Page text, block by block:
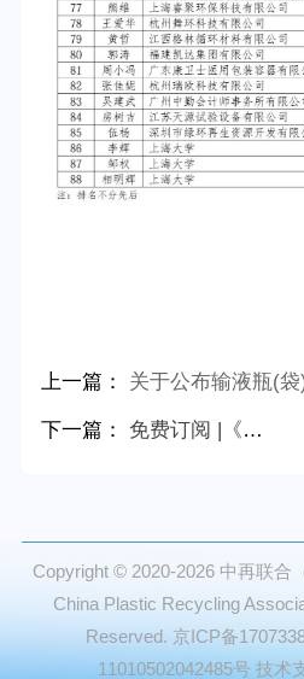
上一篇： 关于公布输液瓶(袋)
下一篇： 免费订阅 |《中国再生塑料行业发展报告（2025年度）》即将发布
Copyright © 2020-2026 中再联合
China Plastic Recycling
Reserved. 京ICP备
11010502042485号 技术